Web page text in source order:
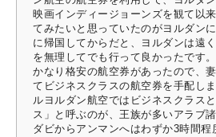
映画インディージョーンズを観て以
てみたいと思っていたのがヨルダン
に帰国してからだと、ヨルダンは遠
を無理してでも行って良かったです
かなり格安の航空券があったので、
てビジネスクラスの航空券を手配し
ルヨルダン航空ではビジネスクラス
ス」と呼ぶのが、王族が多いアラブ
ダビからアンマンへはわずか3時間程